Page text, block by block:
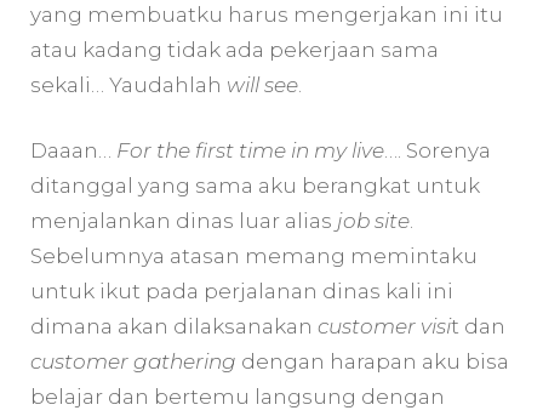
yang membuatku harus mengerjakan ini itu
atau kadang tidak ada pekerjaan sama
sekali… Yaudahlah will see
Daaan… For the first time in my live…. Sorenya
ditanggal yang sama aku berangkat untuk
menjalankan dinas luar alias job site.
Sebelumnya atasan memang memintaku
untuk ikut pada perjalanan dinas kali ini
dimana akan dilaksanakan customer visit dan
customer gathering dengan harapan aku bisa
belajar dan bertemu langsung dengan